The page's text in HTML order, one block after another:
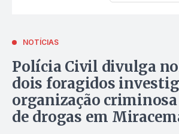
NOTÍCIAS
Polícia Civil divulga
dois foragidos
organização
de drogas em